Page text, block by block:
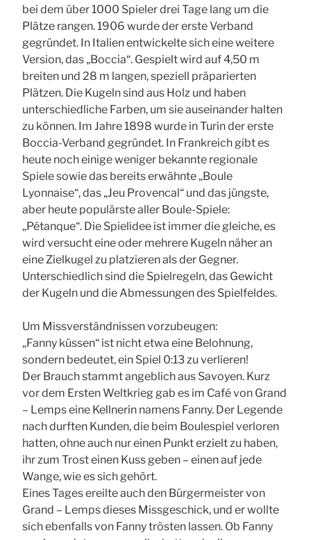
bei dem über 1000 Spieler drei Tage lang um die
Plätze rangen. 1906 wurde der erste Verband
gegründet. In Italien entwickelte sich eine weitere
Version, das „Boccia“. Gespielt wird auf 4,50 m
breiten und 28 m langen, speziell präparierten
Plätzen. Die Kugeln sind aus Holz und haben
unterschiedliche Farben, um sie auseinander halten
zu können. Im Jahre 1898 wurde in Turin der erste
Boccia-Verband gegründet. In Frankreich gibt es
heute noch einige weniger bekannte regionale
Spiele sowie das bereits erwähnte „Boule
Lyonnaise“, das „Jeu Provencal“ und das jüngste,
aber heute populärste aller Boule-Spiele:
„Pétanque“. Die Spielidee ist immer die gleiche, es
wird versucht eine oder mehrere Kugeln näher an
eine Zielkugel zu platzieren als der Gegner.
Unterschiedlich sind die Spielregeln, das Gewicht
der Kugeln und die Abmessungen des Spielfeldes.
Um Missverständnissen vorzubeugen:
„Fanny küssen“ ist nicht etwa eine Belohnung,
sondern bedeutet, ein Spiel 0:13 zu verlieren!
Der Brauch stammt angeblich aus Savoyen. Kurz
vor dem Ersten Weltkrieg gab es im Café von Grand
– Lemps eine Kellnerin namens Fanny. Der Legende
nach durften Kunden, die beim Boulespiel verloren
hatten, ohne auch nur einen Punkt erzielt zu haben,
ihr zum Trost einen Kuss geben – einen auf jede
Wange, wie es sich gehört.
Eines Tages ereilte auch den Bürgermeister von
Grand – Lemps dieses Missgeschick, und er wollte
sich ebenfalls von Fanny trösten lassen. Ob Fanny